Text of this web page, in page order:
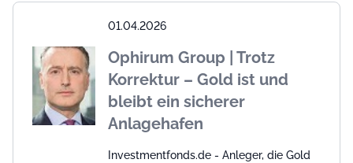
01.04.2026
Ophirum Group | Trotz
Korrektur – Gold ist und
bleibt ein sicherer
Anlagehafen
Investmentfonds.de - Anleger, die Gold